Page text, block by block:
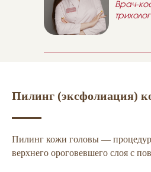
Врач-
трихолог
Пилинг (эксфолиация)
Пилинг кожи головы —
верхнего ороговевшего слоя с